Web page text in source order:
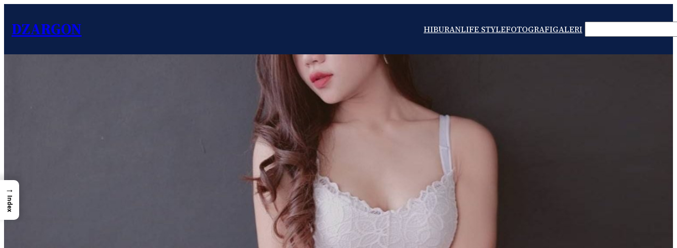
DZARGON HIBURANLIFE STYLEFOTOGRAFIGALERI SEARCH
→
Index